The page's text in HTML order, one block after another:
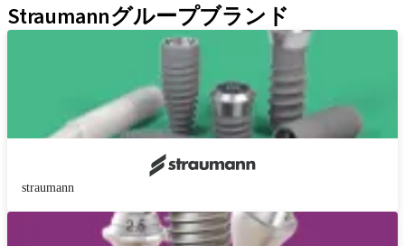
Straumannグループブランド
straumann